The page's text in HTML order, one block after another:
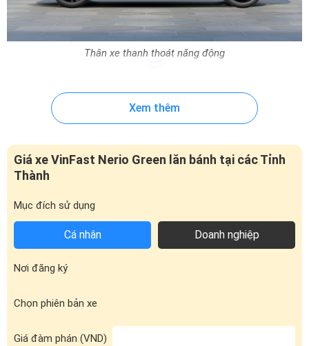
Thân xe thanh thoát năng động
mạch, tích hợp đầy đủ các tính năng cao cấp như chỉnh điện,
gập điện và đèn báo rẽ LED.
lốp 215/45R18 mang đến vẻ ngoài cá tính và phong cách thể
thao.
Nerio Green gây ấn tượng ngay từ cái nhìn đầu tiên với thiết kế
đuôi xe thanh thoát, những đường cong mềm mại kết hợp dải
đèn LED xuyên suốt tạo nên điểm nhấn ấn tượng. Không chỉ
dụng trở nên tiện lợi hơn bao giờ hết.
Xem thêm
Giá xe VinFast Nerio Green lăn bánh tại các Tỉnh
Thành
Mục đích sử dụng
Cá nhân Doanh nghiệp
Nơi đăng ký
Chọn phiên bản xe
Giá đàm phán (VND)